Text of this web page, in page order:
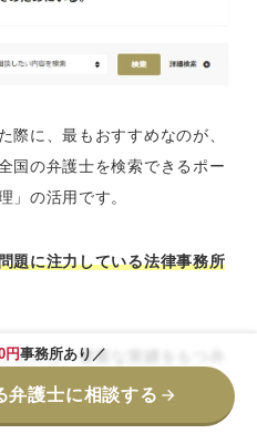
際に、最もおすすめなのが、
国の弁護士を検索できるポー
」の活用です。
題に注力している法律事務所
込めば、豊富な実績をもつ弁
せた最適な手段を提案
円事務所あり／
弁護士に相談する